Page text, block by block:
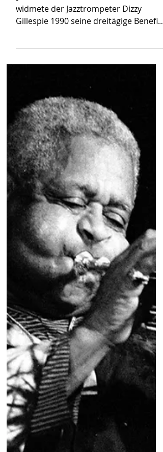
„Eine Welt für alle“ – diesem Motto
widmete der Jazztrompeter Dizzy
Konzerttour Berlin-Moskau-Prag.